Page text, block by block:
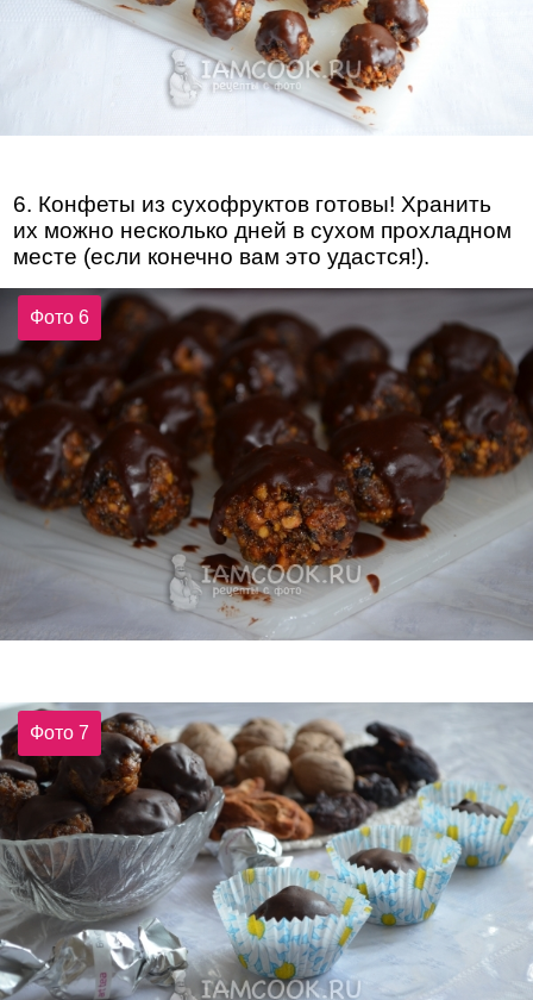
6. Конфеты из сухофруктов готовы! Хранить
их можно несколько дней в сухом прохладном
месте (если конечно вам это удастся!).
Фото 6
Фото 7